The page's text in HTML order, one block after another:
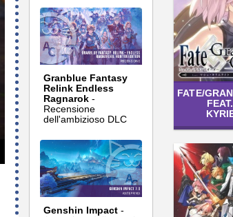
Granblue Fantasy
Relink Endless
Ragnarok -
Recensione
dell'ambizioso DLC
Genshin Impact -
FATE/